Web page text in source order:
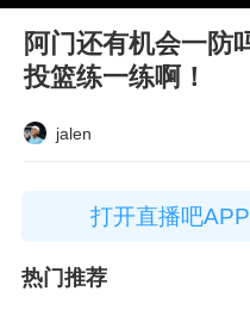
阿门还有机会一防
投篮练一练啊！
jalen
打开直播吧
热门推荐